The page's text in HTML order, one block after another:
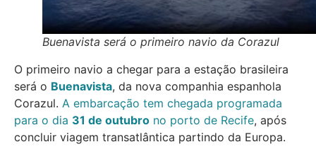
Buenavista será o primeiro navio da Corazul
O primeiro navio a chegar para a estação brasileira
será o Buenavista, da nova companhia espanhola
Corazul. A embarcação tem chegada programada
para o dia 31 de outubro no porto de Recife, após
concluir viagem transatlântica partindo da Europa.